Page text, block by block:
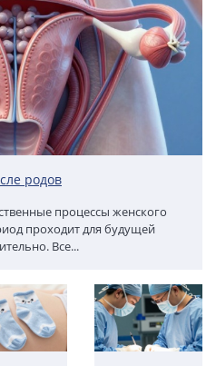
родов
процессы женского
проходит для будущей
Все...